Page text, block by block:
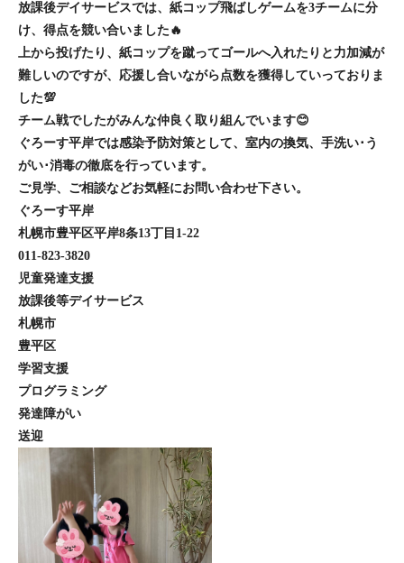
放課後デイサービスでは、紙コップ飛ばしゲームを3チームに分
け、得点を競い合いました🔥
上から投げたり、紙コップを蹴ってゴールへ入れたりと力加減が
難しいのですが、応援し合いながら点数を獲得していっておりま
した💯
チーム戦でしたがみんな仲良く取り組んでいます😊
ぐろーす平岸では感染予防対策として、室内の換気、手洗い･う
がい･消毒の徹底を行っています。
ご見学、ご相談などお気軽にお問い合わせ下さい。
ぐろーす平岸
札幌市豊平区平岸8条13丁目1-22
011-823-3820
児童発達支援
放課後等デイサービス
札幌市
豊平区
学習支援
プログラミング
発達障がい
送迎